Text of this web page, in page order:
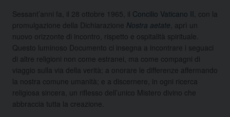
Sessant’anni fa, il 28 ottobre 1965, il Concilio Vaticano II , con la
promulgazione della Dichiarazione Nostra aetate , aprì un
nuovo orizzonte di incontro, rispetto e ospitalità spirituale.
Questo luminoso Documento ci insegna a incontrare i seguaci
di altre religioni non come estranei, ma come compagni di
viaggio sulla via della verità; a onorare le differenze affermando
la nostra comune umanità; e a discernere, in ogni ricerca
religiosa sincera, un riflesso dell’unico Mistero divino che
abbraccia tutta la creazione.